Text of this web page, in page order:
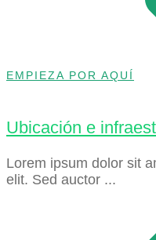
EMPIEZA POR AQUÍ
Ubicación e
Lorem ipsum dolor sit
elit. Sed auctor ...